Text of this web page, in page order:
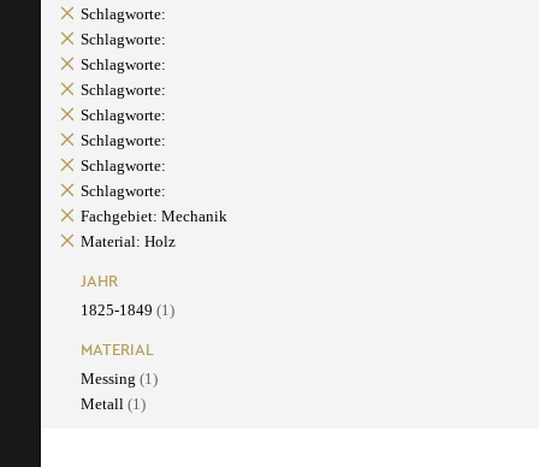
Schlagworte:
Schlagworte:
Schlagworte:
Schlagworte:
Schlagworte:
Schlagworte:
Schlagworte:
Schlagworte:
Fachgebiet: Mechanik
Material: Holz
JAHR
1825-1849 (1)
MATERIAL
Messing (1)
Metall (1)